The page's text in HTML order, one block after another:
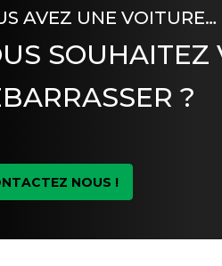
AVEZ UNE VOITURE…
SOUHAITEZ
?
NOUS !